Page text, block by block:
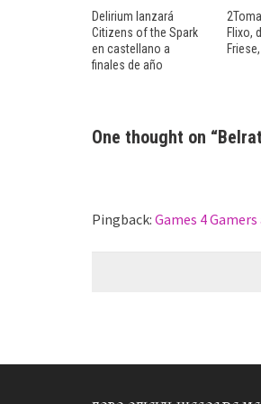
Delirium lanzará
Citizens of the Spark
en castellano a
finales de año
Flixo,
One thought on “
Pingback: Games 4